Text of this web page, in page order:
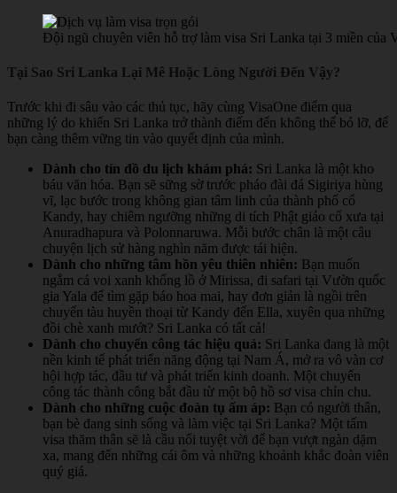
Đội ngũ chuyên viên hỗ trợ làm visa Sri Lanka tại 3 miền của
Tại Sao Sri Lanka Lại Mê Hoặc Lòng Người Đến Vậy?
Trước khi đi sâu vào các thủ tục, hãy cùng VisaOne điểm qua
những lý do khiến Sri Lanka trở thành điểm đến không thể bỏ lỡ, để
bạn càng thêm vững tin vào quyết định của mình.
Dành cho tín đồ du lịch khám phá: Sri Lanka là một kho
báu văn hóa. Bạn sẽ sững sờ trước pháo đài đá Sigiriya hùng
vĩ, lạc bước trong không gian tâm linh của thành phố cổ
Kandy, hay chiêm ngưỡng những di tích Phật giáo cổ xưa tại
Anuradhapura và Polonnaruwa. Mỗi bước chân là một câu
chuyện lịch sử hàng nghìn năm được tái hiện.
Dành cho những tâm hồn yêu thiên nhiên: Bạn muốn
ngắm cá voi xanh khổng lồ ở Mirissa, đi safari tại Vườn quốc
gia Yala để tìm gặp báo hoa mai, hay đơn giản là ngồi trên
chuyến tàu huyền thoại từ Kandy đến Ella, xuyên qua những
đồi chè xanh mướt? Sri Lanka có tất cả!
Dành cho chuyến công tác hiệu quả: Sri Lanka đang là một
nền kinh tế phát triển năng động tại Nam Á, mở ra vô vàn cơ
hội hợp tác, đầu tư và phát triển kinh doanh. Một chuyến
công tác thành công bắt đầu từ một bộ hồ sơ visa chỉn chu.
Dành cho những cuộc đoàn tụ ấm áp: Bạn có người thân,
bạn bè đang sinh sống và làm việc tại Sri Lanka? Một tấm
visa thăm thân sẽ là cầu nối tuyệt vời để bạn vượt ngàn dặm
xa, mang đến những cái ôm và những khoảnh khắc đoàn viên
quý giá.